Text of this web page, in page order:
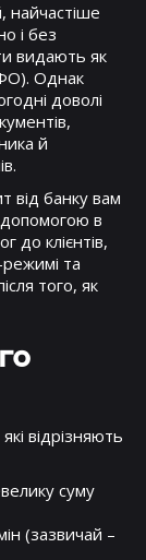
і без
видають як
Однак
доволі
й
від банку вам
допомогою в
клієнтів,
та
того, як
відрізняють
суму
(зазвичай –